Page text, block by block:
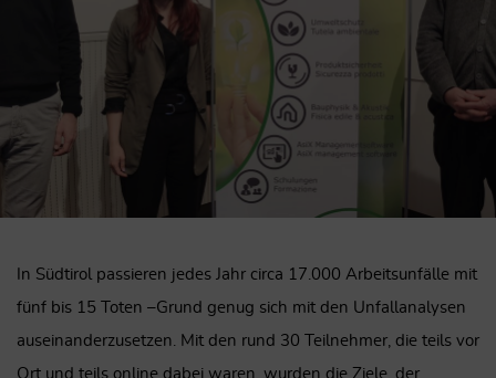
In Südtirol passieren jedes Jahr circa 17.000 Arbeitsunfälle mit
fünf bis 15 Toten –Grund genug sich mit den Unfallanalysen
auseinanderzusetzen. Mit den rund 30 Teilnehmer, die teils vor
Ort und teils online dabei waren, wurden die Ziele, der